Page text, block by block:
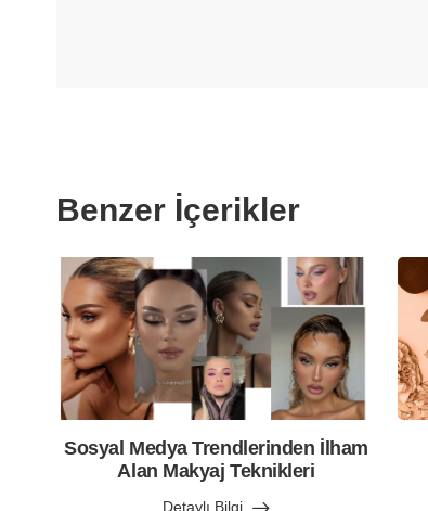
Benzer İçerikler
Sosyal Medya Trendlerinden İlham
Alan Makyaj Teknikleri
Detaylı Bilgi